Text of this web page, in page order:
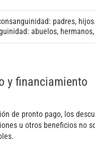
padres,
abuelos,
y financiamiento
de pronto pago, los
u otros beneficios no